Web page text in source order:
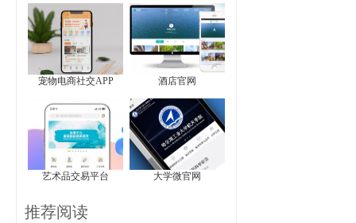
宠物电商社交APP 酒店官网
艺术品交易平台 大学微官网
推荐阅读